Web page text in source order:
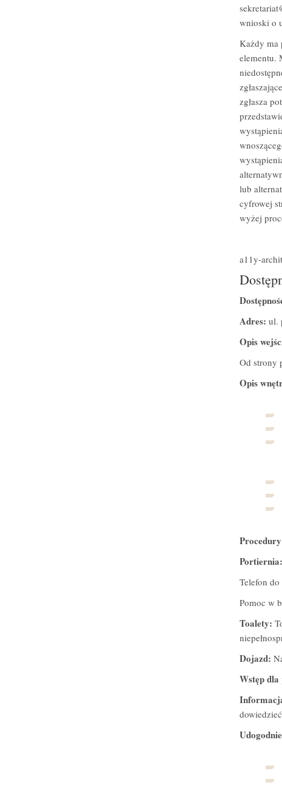
wnioski o
Każdy ma
elementu.
zgłasza
lub
cyfrowej
wyżej
a11y-
Adres: ul.
Opis
Od strony
Opis
Portiernia:
Telefon
Pomoc w
Toalety:
Dojazd:
Wstęp dla